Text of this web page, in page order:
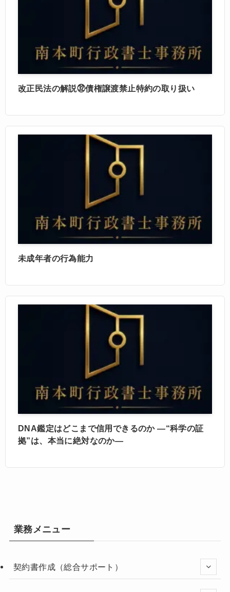
改正民法の解説㉜債権譲渡禁止特約の取り扱い
未成年者の行為能力
DNA鑑定はどこまで信用できるのか —“科学の証
拠”は、本当に絶対なのか—
業務メニュー
契約書作成（総合サポート）